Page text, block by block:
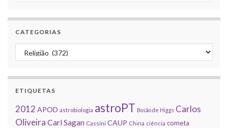
CATEGORIAS
Categorias
ETIQUETAS
2012 APOD astrobiologia astroPT Bosão de Higgs Carlos
Oliveira Carl Sagan Cassini CAUP China ciência cometa